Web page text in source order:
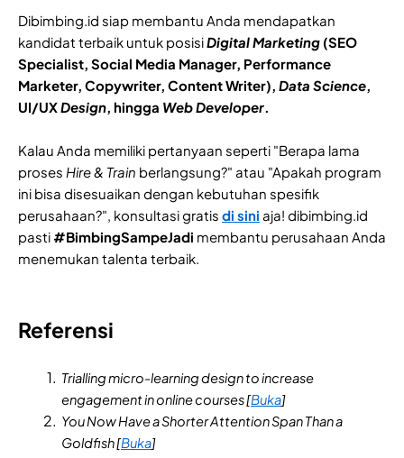
Dibimbing.id siap membantu Anda mendapatkan
kandidat terbaik untuk posisiDigital Marketing (SEO
Specialist, Social Media Manager, Performance
Marketer, Copywriter, Content Writer), Data Science,
UI/UXDesign, hingga Web Developer.
Kalau Anda memiliki pertanyaan seperti "Berapa lama
proses Hire & Train berlangsung?" atau "Apakah program
ini bisa disesuaikan dengan kebutuhan spesifik
perusahaan?", konsultasi gratis di sini aja! dibimbing.id
pasti #BimbingSampeJadi membantu perusahaan Anda
menemukan talenta terbaik.
Referensi
Trialling micro-learning design to increase
engagement in online courses [Buka]
You Now Have a Shorter Attention Span Than a
Goldfish [Buka]